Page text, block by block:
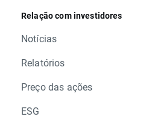
Relação com investidores
Notícias
Relatórios
Preço das ações
ESG